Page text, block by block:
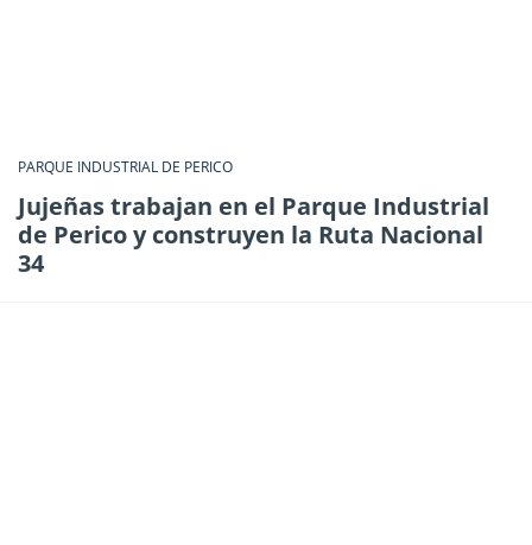
PARQUE INDUSTRIAL DE PERICO
Jujeñas trabajan en el Parque Industrial
de Perico y construyen la Ruta Nacional
34